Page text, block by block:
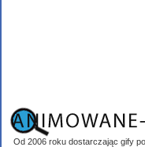
Od 2006 roku dostarczając gify